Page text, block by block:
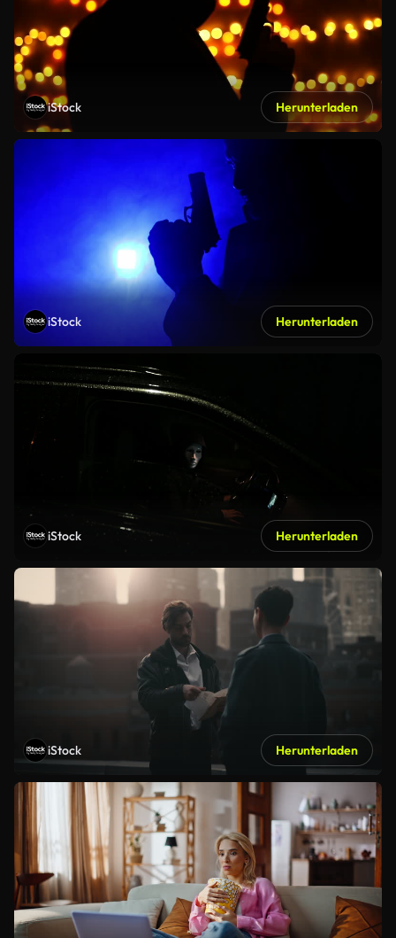
iStock Herunterladen
iStock Herunterladen
iStock Herunterladen
iStock Herunterladen